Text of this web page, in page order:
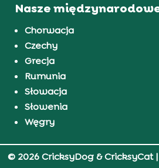
Nasze
Chorwacja
Czechy
Grecja
Rumunia
Słowacja
Słowenia
Węgry
© 2026 CricksyDog & CricksyCat